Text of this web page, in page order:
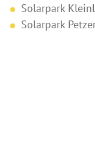
Solarpark
Solarpark